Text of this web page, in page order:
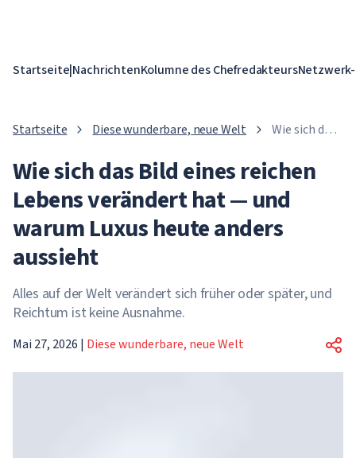
Startseite|NachrichtenKolumne des Chefredakteurs
Startseite Diese wunderbare, neue Welt
Wie sich das
reichen
Lebens
verändert
warum Luxus
Wie sich das Bild eines reichen
Lebens verändert hat — und
warum Luxus heute anders
aussieht
Alles auf der Welt verändert sich früher oder später, und
Reichtum ist keine Ausnahme.
Mai 27, 2026 | Diese wunderbare, neue Welt